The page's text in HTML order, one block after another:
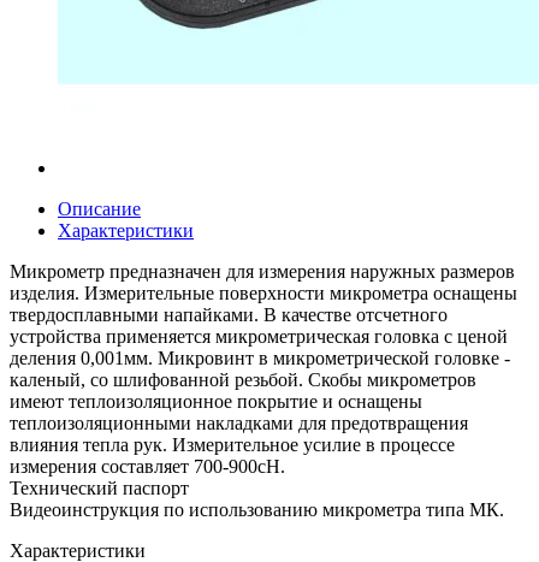
Описание
Характеристики
Микрометр предназначен для измерения наружных размеров
изделия. Измерительные поверхности микрометра оснащены
твердосплавными напайками. В качестве отсчетного
устройства применяется микрометрическая головка с ценой
деления 0,001мм. Микровинт в микрометрической головке -
каленый, со шлифованной резьбой. Скобы микрометров
имеют теплоизоляционное покрытие и оснащены
теплоизоляционными накладками для предотвращения
влияния тепла рук. Измерительное усилие в процессе
измерения составляет 700-900сН.
Технический паспорт
Видеоинструкция по использованию микрометра типа МК.
Характеристики